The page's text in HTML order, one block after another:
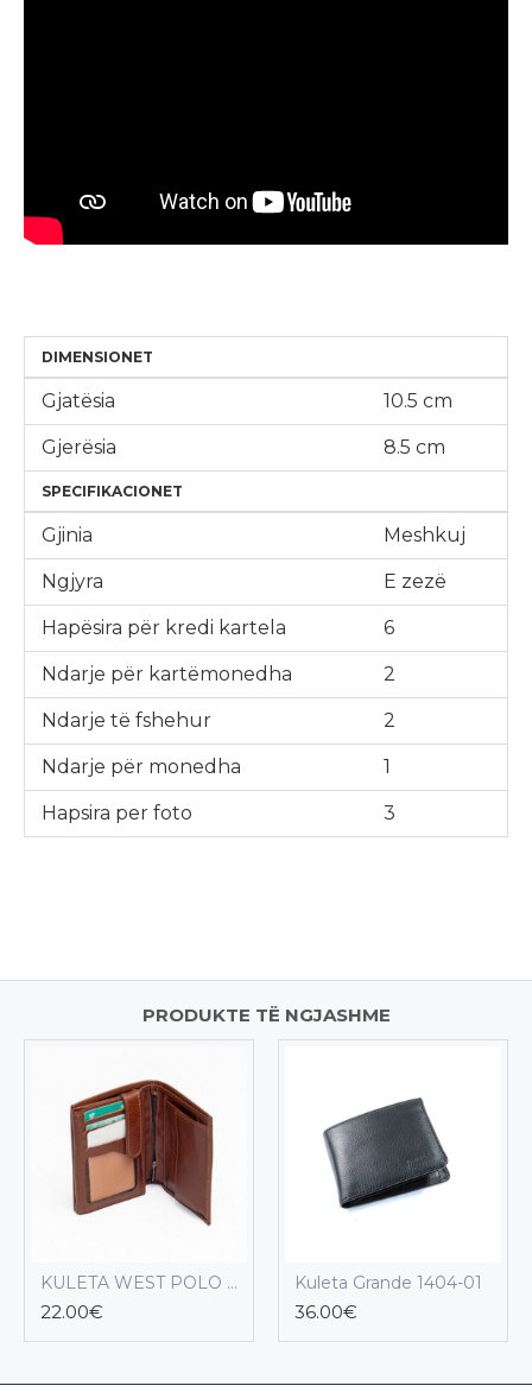
DIMENSIONET
Gjatësia 10.5 cm
Gjerësia 8.5 cm
SPECIFIKACIONET
Gjinia Meshkuj
Ngjyra E zezë
Hapësira për kredi kartela 6
Ndarje për kartëmonedha 2
Ndarje të fshehur 2
Ndarje për monedha 1
Hapsira per foto 3
PRODUKTE TË NGJASHME
KULETA WEST POLO 03-40
22.00€
Kuleta Grande 1404-01
36.00€